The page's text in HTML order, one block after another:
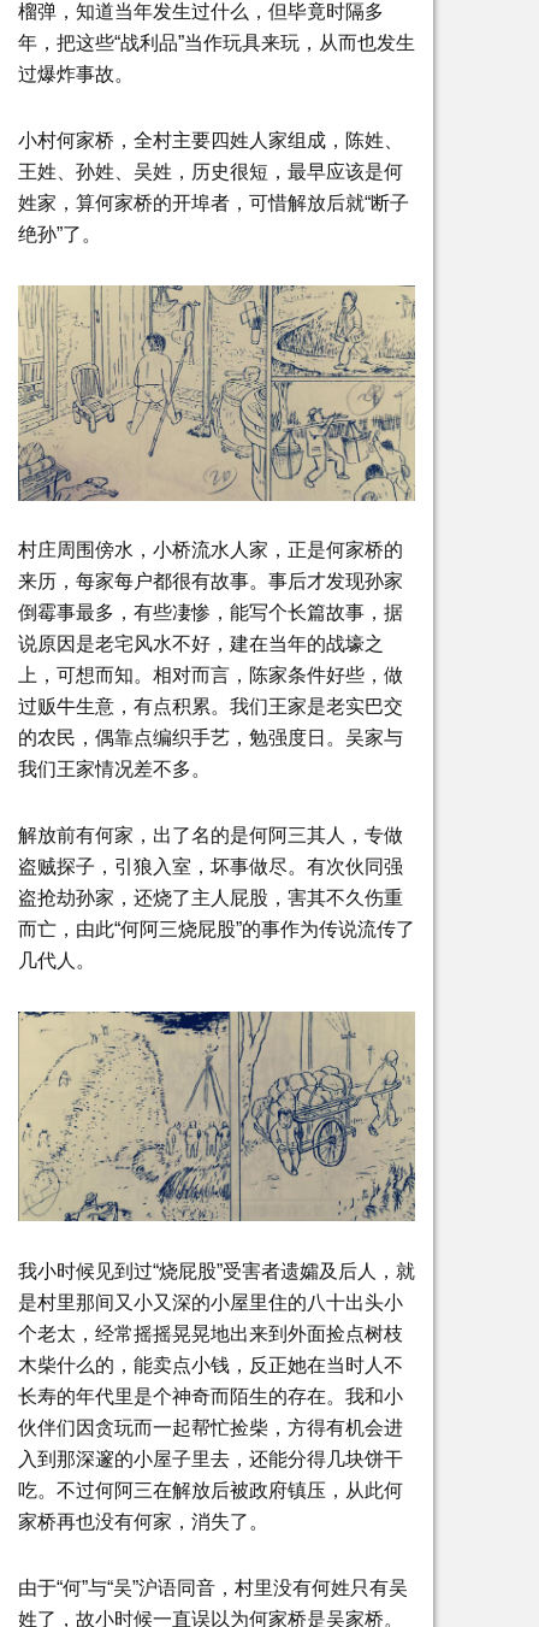
榴弹，知道当年发生过什么，但毕竟时隔多
年，把这些“战利品”当作玩具来玩，从而也发生
过爆炸事故。
小村何家桥，全村主要四姓人家组成，陈姓、
王姓、孙姓、吴姓，历史很短，最早应该是何
姓家，算何家桥的开埠者，可惜解放后就“断子
绝孙”了。
村庄周围傍水，小桥流水人家，正是何家桥的
来历，每家每户都很有故事。事后才发现孙家
倒霉事最多，有些凄惨，能写个长篇故事，据
说原因是老宅风水不好，建在当年的战壕之
上，可想而知。相对而言，陈家条件好些，做
过贩牛生意，有点积累。我们王家是老实巴交
的农民，偶靠点编织手艺，勉强度日。吴家与
我们王家情况差不多。
解放前有何家，出了名的是何阿三其人，专做
盗贼探子，引狼入室，坏事做尽。有次伙同强
盗抢劫孙家，还烧了主人屁股，害其不久伤重
而亡，由此“何阿三烧屁股”的事作为传说流传了
几代人。
我小时候见到过“烧屁股”受害者遗孀及后人，就
是村里那间又小又深的小屋里住的八十出头小
个老太，经常摇摇晃晃地出来到外面捡点树枝
木柴什么的，能卖点小钱，反正她在当时人不
长寿的年代里是个神奇而陌生的存在。我和小
伙伴们因贪玩而一起帮忙捡柴，方得有机会进
入到那深邃的小屋子里去，还能分得几块饼干
吃。不过何阿三在解放后被政府镇压，从此何
家桥再也没有何家，消失了。
由于“何”与“吴”沪语同音，村里没有何姓只有吴
姓了，故小时候一直误以为何家桥是吴家桥。